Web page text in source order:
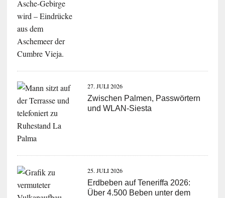
27. JULI 2026
Zwischen Palmen, Passwörtern
und WLAN-Siesta
25. JULI 2026
Erdbeben auf Teneriffa 2026:
Über 4.500 Beben unter dem